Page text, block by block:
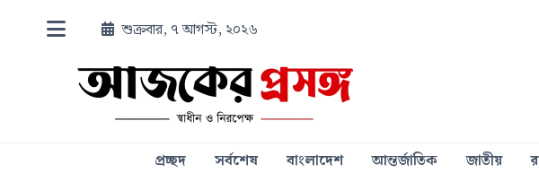
শুক্রবার, ৭ আগস্ট, ২০২৬
প্রচ্ছদ সর্বশেষ বাংলাদেশ আন্তর্জাতিক জাতীয়